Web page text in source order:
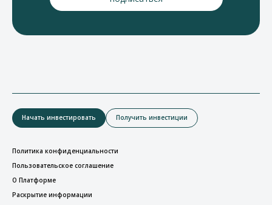
Начать инвестировать Получить инвестиции
Политика конфиденциальности
Пользовательское соглашение
О Платформе
Раскрытие информации